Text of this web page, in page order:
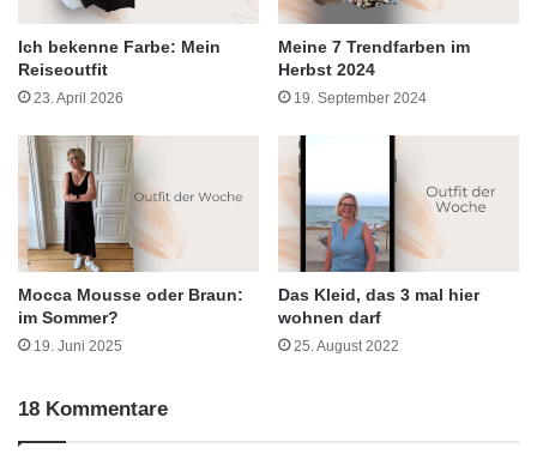
Ich bekenne Farbe: Mein
Reiseoutfit
23. April 2026
Meine 7 Trendfarben im
Herbst 2024
19. September 2024
Mocca Mousse oder Braun:
im Sommer?
19. Juni 2025
Das Kleid, das 3 mal hier
wohnen darf
25. August 2022
18 Kommentare